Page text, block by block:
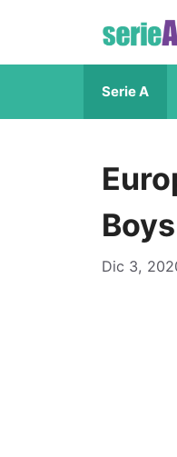
contenuto
Serie A
Dic 3,